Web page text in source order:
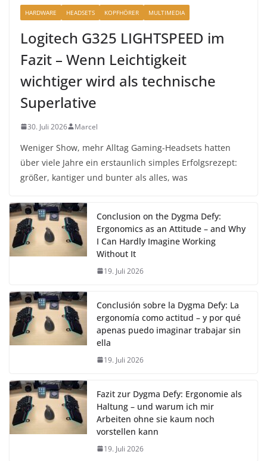
HARDWARE HEADSETS KOPFHÖRER MULTIMEDIA
Logitech G325 LIGHTSPEED im
Fazit – Wenn Leichtigkeit
wichtiger wird als technische
Superlative
30. Juli 2026 Marcel
Weniger Show, mehr Alltag Gaming-Headsets hatten
über viele Jahre ein erstaunlich simples Erfolgsrezept:
größer, kantiger und bunter als alles, was
Conclusion on the Dygma Defy:
Ergonomics as an Attitude – and Why
I Can Hardly Imagine Working
Without It
19. Juli 2026
Conclusión sobre la Dygma Defy: La
ergonomía como actitud – y por qué
apenas puedo imaginar trabajar sin
ella
19. Juli 2026
Fazit zur Dygma Defy: Ergonomie als
Haltung – und warum ich mir
Arbeiten ohne sie kaum noch
vorstellen kann
19. Juli 2026